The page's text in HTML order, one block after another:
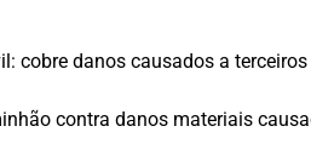
cobre danos causados a
contra danos materiais